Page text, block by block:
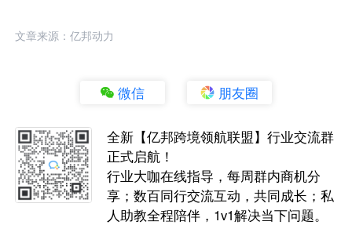
文章来源：亿邦动力
微信 朋友圈
全新【亿邦跨境领航联盟】行业交流群
正式启航！
行业大咖在线指导，每周群内商机分
享；数百同行交流互动，共同成长；私
人助教全程陪伴，1v1解决当下问题。